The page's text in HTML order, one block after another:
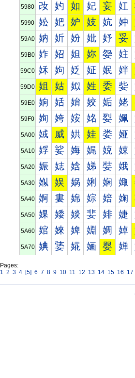
5980 妀 妁 如 妃 妄 妅
5990 妐 妑 妒 妓 妔 妕
59A0 妠 妡 妢 妣 妤 妥
59B0 妰 妱 妲 妳 妴 妵
59C0 姀 姁 姂 姃 姄 姅
59D0 姐 姑 姒 姓 委 姕
59E0 姠 姡 姢 姣 姤 姥
59F0 姰 姱 姲 姳 姴 姵
5A00 娀 威 娂 娃 娄 娅
5A10 娐 娑 娒 娓 娔 娕
5A20 娠 娡 娢 娣 娤 娥
5A30 娰 娱 娲 娳 娴 娵
5A40 婀 婁 婂 婃 婄 婅
5A50 婐 婑 婒 婓 婔 婕
5A60 婠 婡 婢 婣 婤 婥
5A70 婰 婱 婲 婳 婴 婵
Pages:
1 2 3 4 [5] 6 7 8 9 10 11 12 13 14 15 16 17